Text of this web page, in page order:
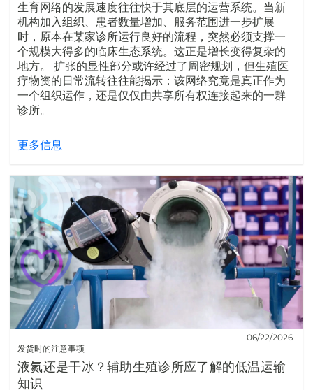
生育网络的发展速度往往快于其底层的运营系统。当新
机构加入组织、患者数量增加、服务范围进一步扩展
时，原本在某家诊所运行良好的流程，突然必须支撑一
个规模大得多的临床生态系统。这正是增长变得复杂的
地方。 扩张的显性部分或许经过了周密规划，但生殖医
疗物资的日常流转往往能揭示：该网络究竟是真正作为
一个组织运作，还是仅仅由共享所有权连接起来的一群
诊所。
更多信息
发货时的注意事项
06/22/2026
液氮还是干冰？辅助生殖诊所应了解的低温运输
知识